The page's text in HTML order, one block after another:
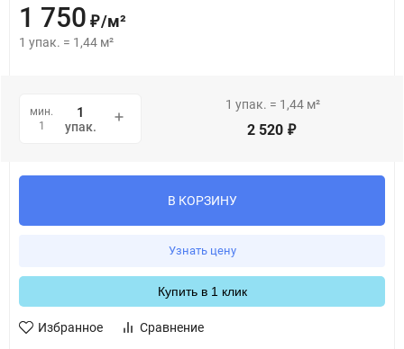
1 750 ₽/м²
1 упак. = 1,44 м²
мин.
1
упак.
1 упак. = 1,44 м²
2 520 ₽
В КОРЗИНУ
Узнать цену
Купить в 1 клик
Избранное Сравнение